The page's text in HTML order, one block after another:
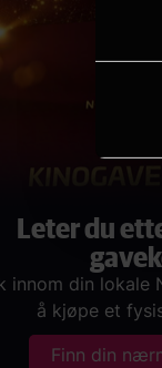
Leter du
innom din lokale
å kjøpe et
Finn din